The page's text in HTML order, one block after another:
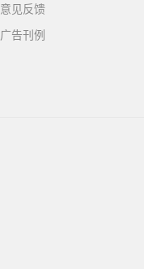
意见反馈
广告刊例